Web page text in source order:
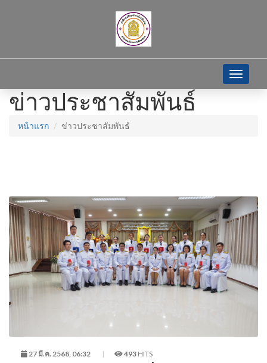
Toggle
ข่าวประชาสัมพันธ์
หน้าแรก ข่าวประชาสัมพันธ์
27 มี.ค. 2568, 06:32 493 HITS